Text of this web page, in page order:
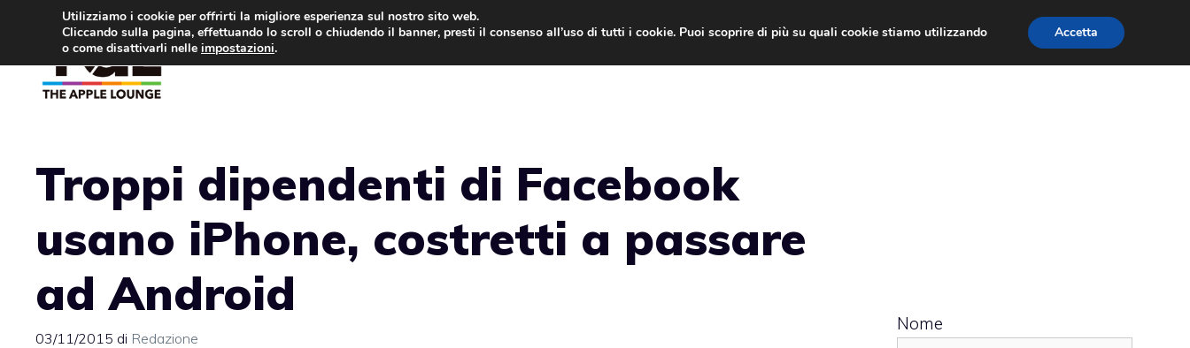
contenuto
Troppi dipendenti di Facebook
usano iPhone, costretti a passare
ad Android
03/11/2015 di Redazione
Nome
Utilizziamo i cookie per offrirti la migliore esperienza sul nostro sito web.
Cliccando sulla pagina, effettuando lo scroll o chiudendo il banner, presti il consenso all’uso di tutti i cookie. Puoi scoprire di più su quali cookie stiamo utilizzando
o come disattivarli nelle impostazioni.
Accetta